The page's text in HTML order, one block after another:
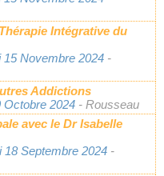
Intégrative du
15 Novembre 2024 -
Addictions
Octobre 2024 - Rousseau
avec le Dr Isabelle
18 Septembre 2024 -